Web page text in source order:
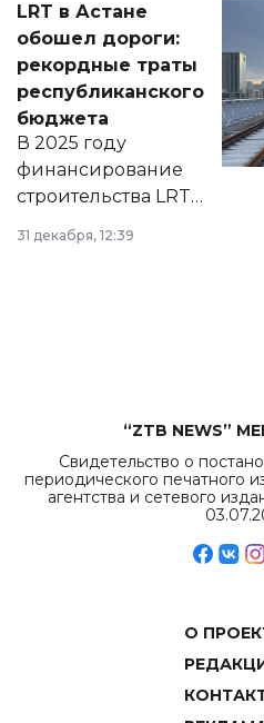
документ
появился в базе
нормативных
правовых актов и
на сайте маслихат
города.
LRT в Астане
обошел дороги:
рекордные траты
республиканского
бюджета
В 2025 году
финансирование
строительства LRT
в Астане из
республиканского
31 декабря, 12:39
“ZTB NEWS”
Свидетельство о
периодического печатного
агентства и сетевого
О